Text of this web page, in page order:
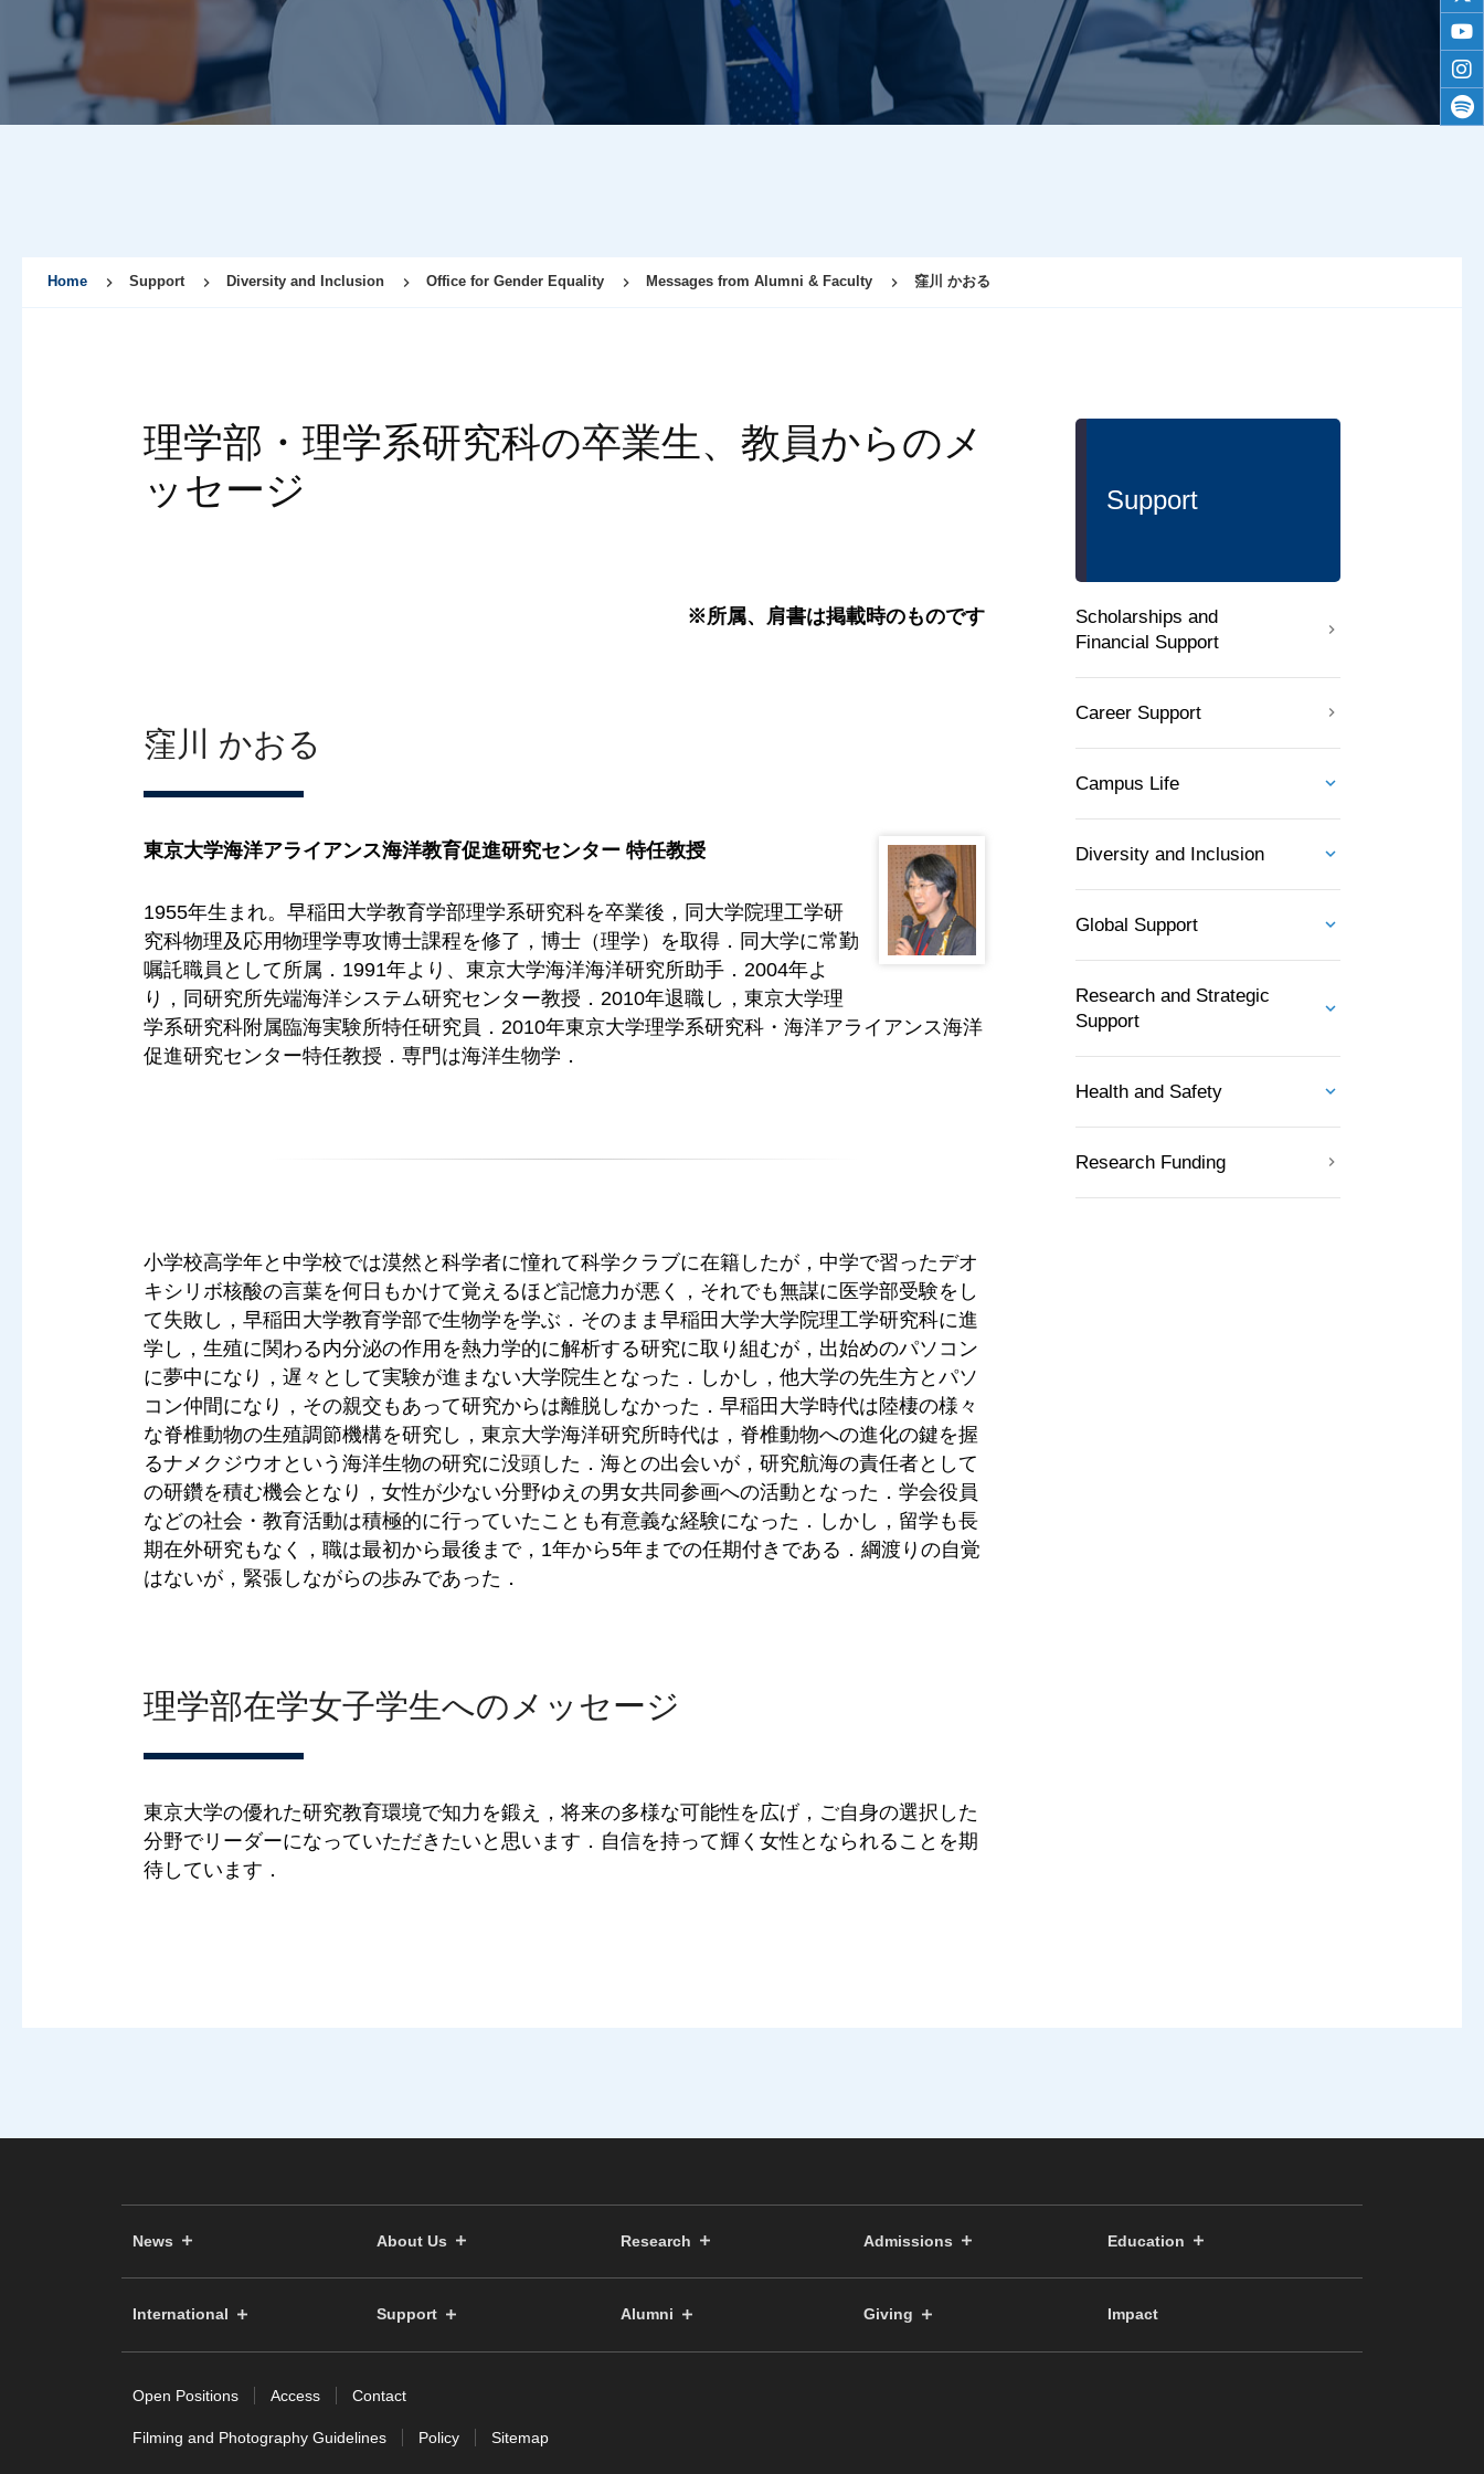
Home Support Diversity and Inclusion Office for Gender Equality Messages from Alumni & Faculty 窪川 かおる
理学部・理学系研究科の卒業生、教員からのメ
ッセージ
※所属、肩書は掲載時のものです
窪川 かおる
東京大学海洋アライアンス海洋教育促進研究センター 特任教授
1955年生まれ。早稲田大学教育学部理学系研究科を卒業後，同大学院理工学研
究科物理及応用物理学専攻博士課程を修了，博士（理学）を取得．同大学に常勤
嘱託職員として所属．1991年より、東京大学海洋海洋研究所助手．2004年よ
り，同研究所先端海洋システム研究センター教授．2010年退職し，東京大学理
学系研究科附属臨海実験所特任研究員．2010年東京大学理学系研究科・海洋アライアンス海洋
促進研究センター特任教授．専門は海洋生物学．
小学校高学年と中学校では漠然と科学者に憧れて科学クラブに在籍したが，中学で習ったデオ
キシリボ核酸の言葉を何日もかけて覚えるほど記憶力が悪く，それでも無謀に医学部受験をし
て失敗し，早稲田大学教育学部で生物学を学ぶ．そのまま早稲田大学大学院理工学研究科に進
学し，生殖に関わる内分泌の作用を熱力学的に解析する研究に取り組むが，出始めのパソコン
に夢中になり，遅々として実験が進まない大学院生となった．しかし，他大学の先生方とパソ
コン仲間になり，その親交もあって研究からは離脱しなかった．早稲田大学時代は陸棲の様々
な脊椎動物の生殖調節機構を研究し，東京大学海洋研究所時代は，脊椎動物への進化の鍵を握
るナメクジウオという海洋生物の研究に没頭した．海との出会いが，研究航海の責任者として
の研鑽を積む機会となり，女性が少ない分野ゆえの男女共同参画への活動となった．学会役員
などの社会・教育活動は積極的に行っていたことも有意義な経験になった．しかし，留学も長
期在外研究もなく，職は最初から最後まで，1年から5年までの任期付きである．綱渡りの自覚
はないが，緊張しながらの歩みであった．
理学部在学女子学生へのメッセージ
東京大学の優れた研究教育環境で知力を鍛え，将来の多様な可能性を広げ，ご自身の選択した
分野でリーダーになっていただきたいと思います．自信を持って輝く女性となられることを期
待しています．
Support
Scholarships and
Financial Support
Career Support
Campus Life
Diversity and Inclusion
Global Support
Research and Strategic
Support
Health and Safety
Research Funding
News About Us Research Admissions Education
International Support Alumni Giving Impact
Open Positions Access Contact
Filming and Photography Guidelines Policy Sitemap